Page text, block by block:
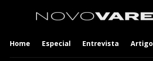
Home Especial Entrevista Artigo